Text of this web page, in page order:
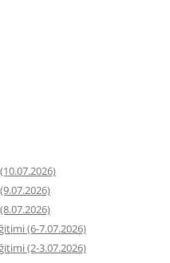
(6-7.07.2026)
(2-3.07.2026)